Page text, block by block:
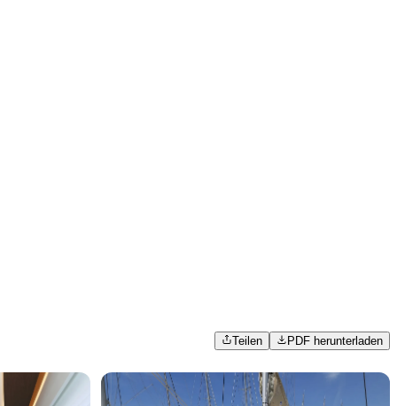
Teilen PDF herunterladen